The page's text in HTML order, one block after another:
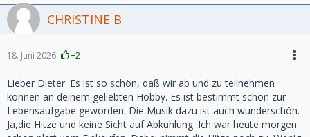
CHRISTINE B
18. Juni 2026 +2
Lieber Dieter. Es ist so schön, daß wir ab und zu teilnehmen
können an deinem geliebten Hobby. Es ist bestimmt schon zur
Lebensaufgabe geworden. Die Musik dazu ist auch wunderschön.
Ja,die Hitze und keine Sicht auf Abkühlung. Ich war heute morgen